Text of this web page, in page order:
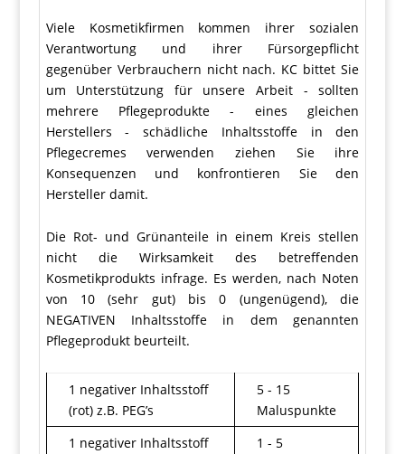
Viele Kosmetikfirmen kommen ihrer sozialen
Verantwortung und ihrer Fürsorgepflicht
gegenüber Verbrauchern nicht nach. KC bittet Sie
um Unterstützung für unsere Arbeit - sollten
mehrere Pflegeprodukte - eines gleichen
Herstellers - schädliche Inhaltsstoffe in den
Pflegecremes verwenden ziehen Sie ihre
Konsequenzen und konfrontieren Sie den
Hersteller damit.
Die Rot- und Grünanteile in einem Kreis stellen
nicht die Wirksamkeit des betreffenden
Kosmetikprodukts infrage. Es werden, nach Noten
von 10 (sehr gut) bis 0 (ungenügend), die
NEGATIVEN Inhaltsstoffe in dem genannten
Pflegeprodukt beurteilt.
1 negativer Inhaltsstoff
(rot) z.B. PEG’s
5 - 15
Maluspunkte
1 negativer Inhaltsstoff
1 - 5